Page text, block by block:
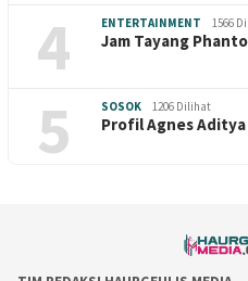
4 ENTERTAINMENT 1566
Jam Tayang
5 SOSOK 1206 Dilihat
Profil Agnes